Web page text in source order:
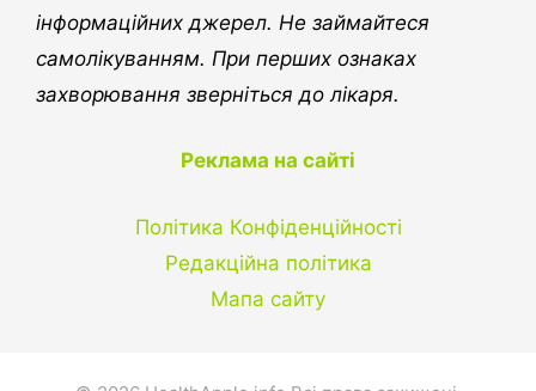
інформаційних джерел. Не займайтеся
самолікуванням. При перших ознаках
захворювання зверніться до лікаря.
Реклама на сайті
Політика Конфіденційності
Редакційна політика
Мапа сайту